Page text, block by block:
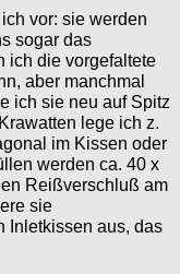
vor: sie werden
sogar das
ich die vorgefaltete
aber manchmal
ich sie neu auf Spitz
lege ich z.
im Kissen oder
werden ca. 40 x
Reißverschluß am
sie
Inletkissen aus, das